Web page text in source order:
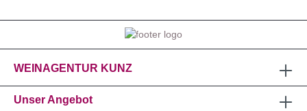
WEINAGENTUR KUNZ
Unser Angebot